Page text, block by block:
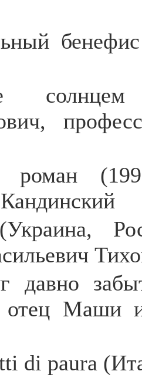
роман
давно
отец Маши
di paura